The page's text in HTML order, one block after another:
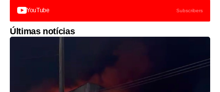
YouTube Subscribers
Últimas notícias